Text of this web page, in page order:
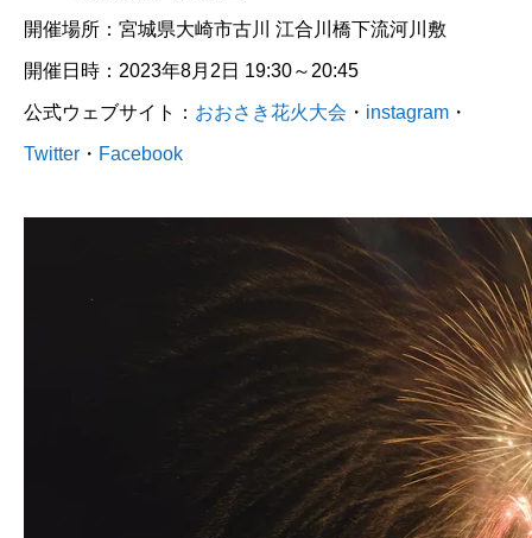
開催場所：宮城県大崎市古川 江合川橋下流河川敷
開催日時：2023年8月2日 19:30～20:45
公式ウェブサイト： おおさき花火大会 ・ instagram ・
Twitter ・ Facebook